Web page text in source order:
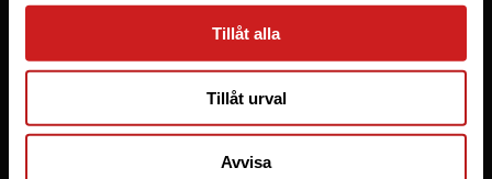
Tillåt alla
Tillåt urval
Avvisa
Säker WordPress med WP Guardian